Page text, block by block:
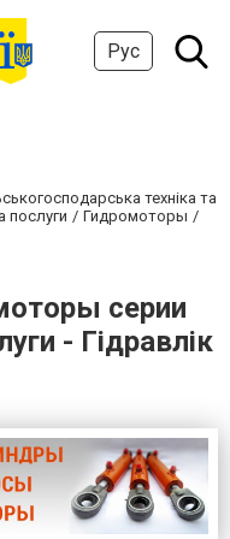
Рус
техніка та
послуги
Гидромоторы
серии
- Гідравлік